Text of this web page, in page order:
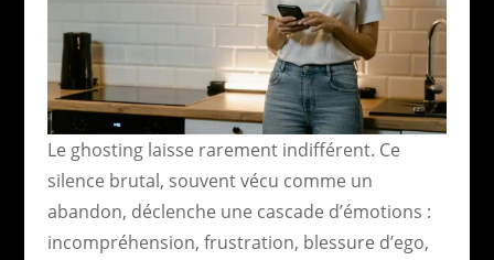
Le ghosting laisse rarement indifférent. Ce
silence brutal, souvent vécu comme un
abandon, déclenche une cascade d’émotions :
incompréhension, frustration, blessure d’ego,